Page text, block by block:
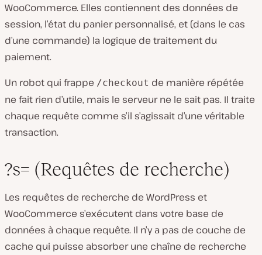
WooCommerce. Elles contiennent des données de
session, l’état du panier personnalisé, et (dans le cas
d’une commande) la logique de traitement du
paiement.
Un robot qui frappe /checkout de manière répétée
ne fait rien d’utile, mais le serveur ne le sait pas. Il traite
chaque requête comme s’il s’agissait d’une véritable
transaction.
?s= (Requêtes de recherche)
Les requêtes de recherche de WordPress et
WooCommerce s’exécutent dans votre base de
données à chaque requête. Il n’y a pas de couche de
cache qui puisse absorber une chaîne de recherche